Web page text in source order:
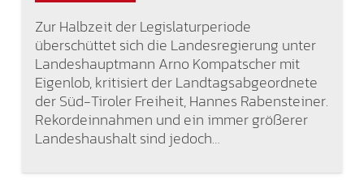
Zur Halbzeit der Legislaturperiode
überschüttet sich die Landesregierung unter
Landeshauptmann Arno Kompatscher mit
Eigenlob, kritisiert der Landtagsabgeordnete
der Süd-Tiroler Freiheit, Hannes Rabensteiner.
Rekordeinnahmen und ein immer größerer
Landeshaushalt sind jedoch…